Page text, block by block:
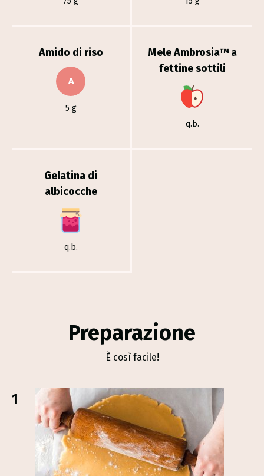
Amido di riso
A
5 g
Mele Ambrosia™ a
fettine sottili
q.b.
Gelatina di
albicocche
q.b.
Preparazione
È così facile!
1